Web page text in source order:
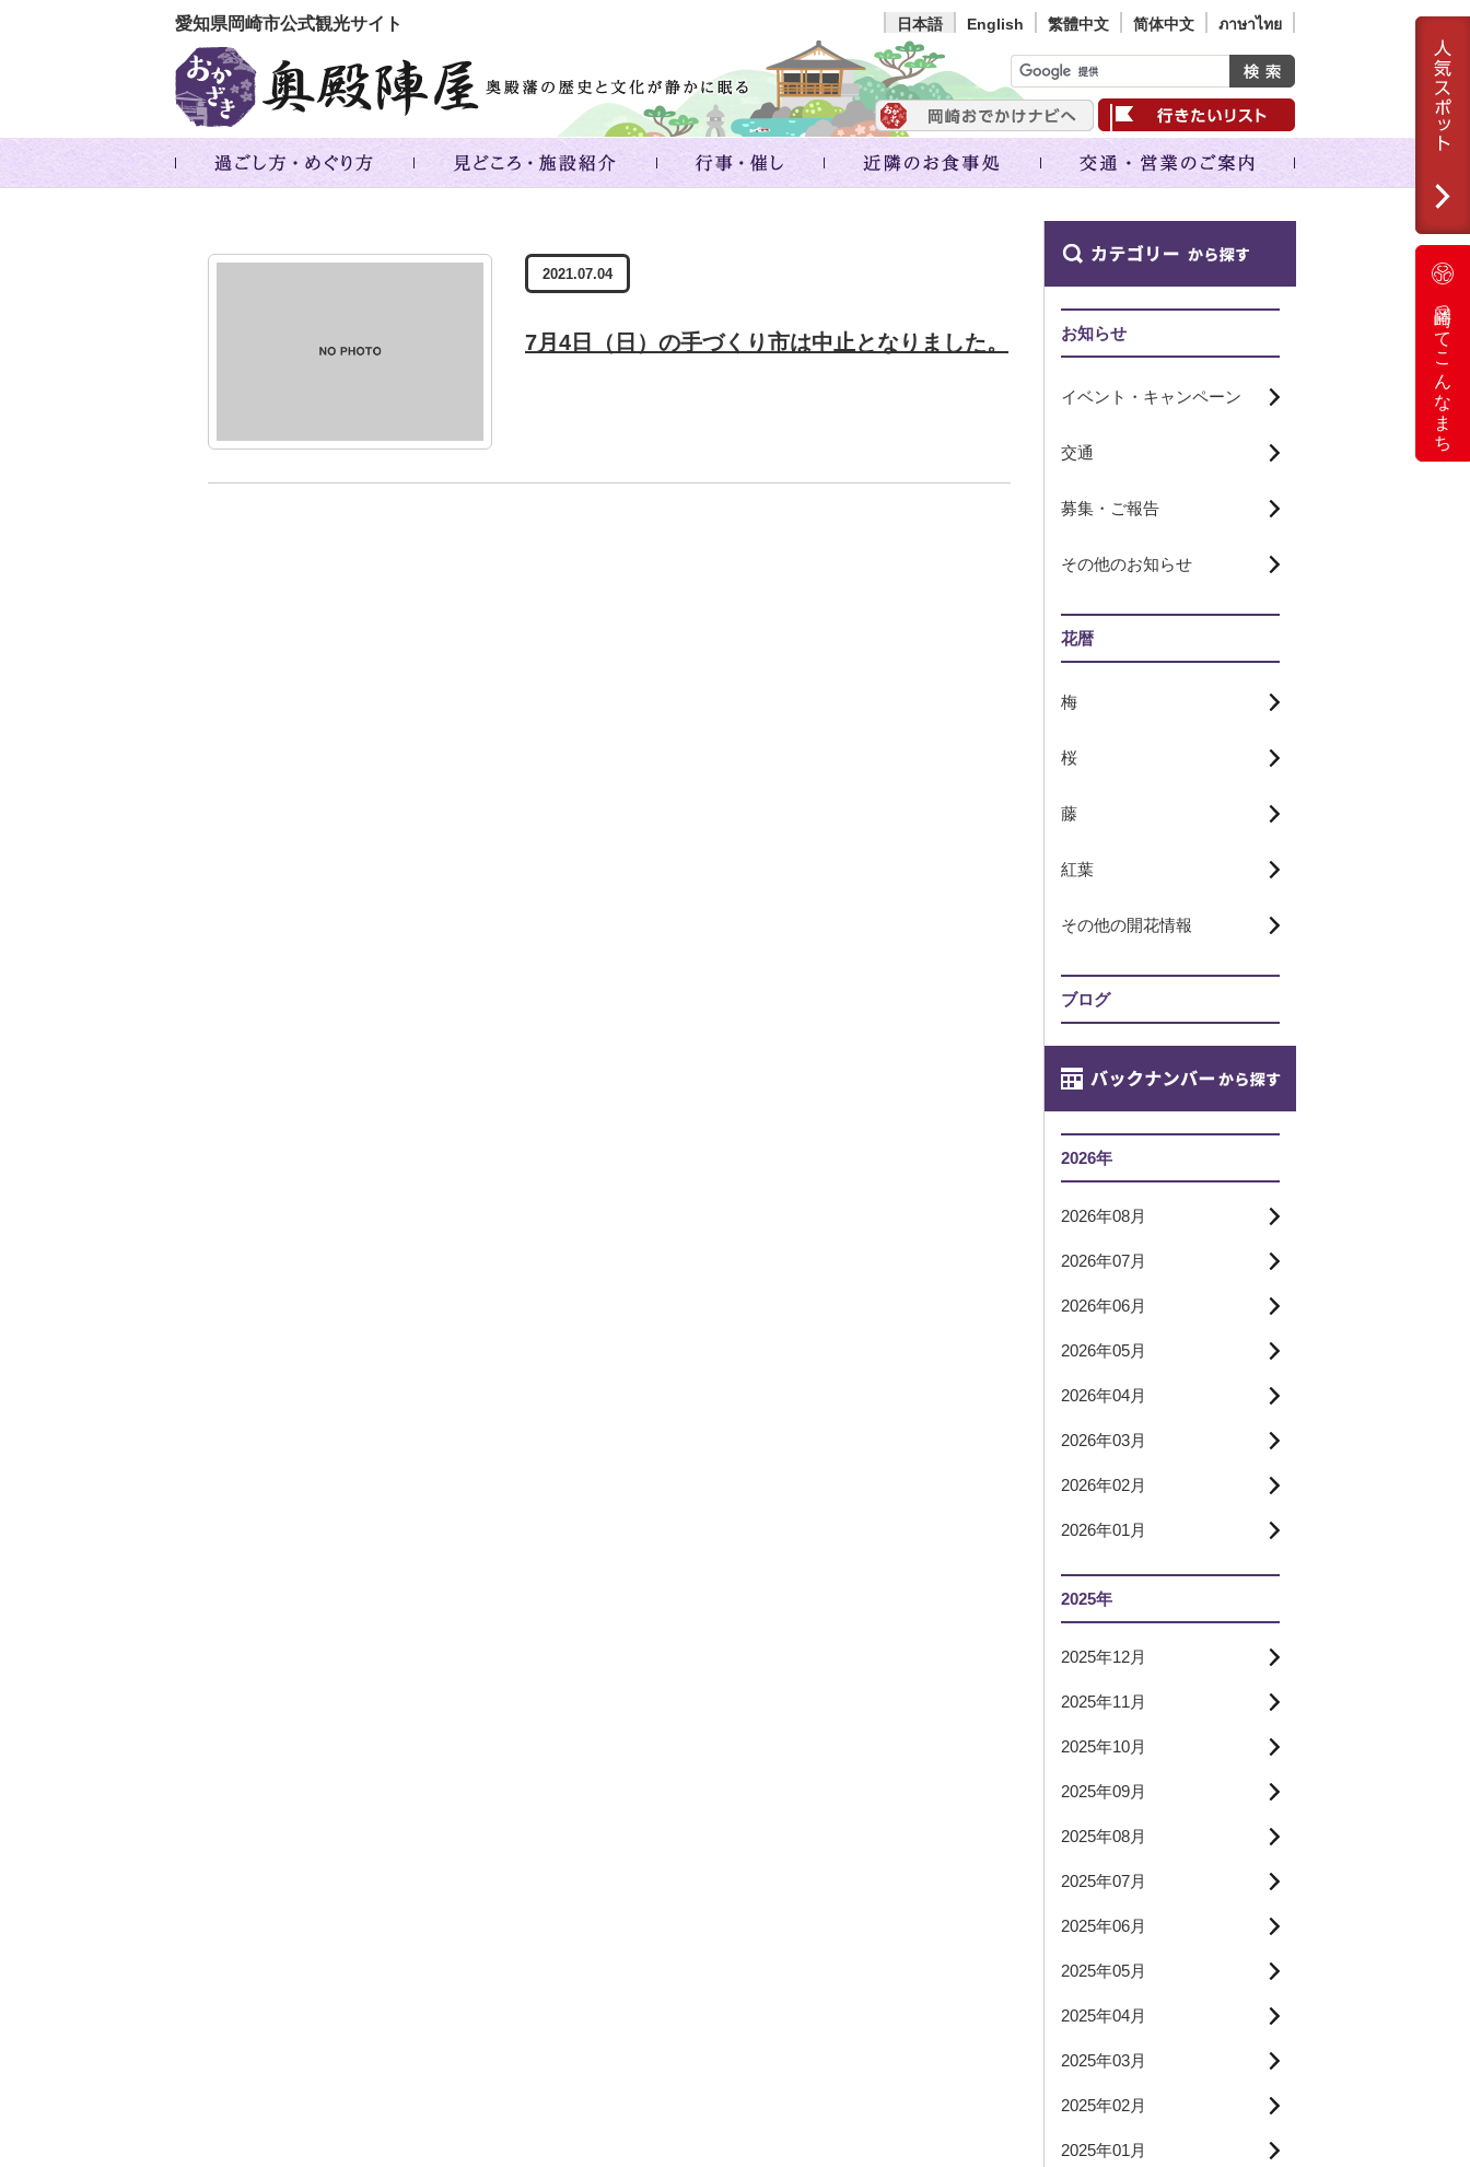
愛知県岡崎市公式観光サイト 日本語 English 繁體中文 简体中文 ภาษาไทย
岡崎ってこんなまち
2021.07.04
7月4日（日）の手づくり市は中止となりました。 お知らせ
イベント・キャンペーン
交通
募集・ご報告
その他のお知らせ
花暦
梅
桜
藤
紅葉
その他の開花情報
ブログ
2026年
2026年08月
2026年07月
2026年06月
2026年05月
2026年04月
2026年03月
2026年02月
2026年01月
2025年
2025年12月
2025年11月
2025年10月
2025年09月
2025年08月
2025年07月
2025年06月
2025年05月
2025年04月
2025年03月
2025年02月
2025年01月